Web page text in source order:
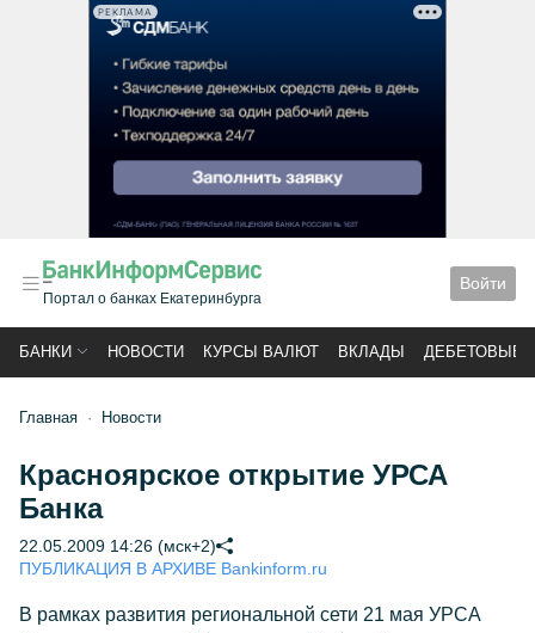
РЕКЛАМА
Портал о банках Екатеринбурга
Войти
БАНКИ НОВОСТИ КУРСЫ ВАЛЮТ ВКЛАДЫ ДЕБЕТОВЫЕ
Главная Новости
Красноярское открытие УРСА
Банка
22.05.2009 14:26 (мск+2)
ПУБЛИКАЦИЯ В АРХИВЕ Bankinform.ru
В рамках развития региональной сети 21 мая УРСА